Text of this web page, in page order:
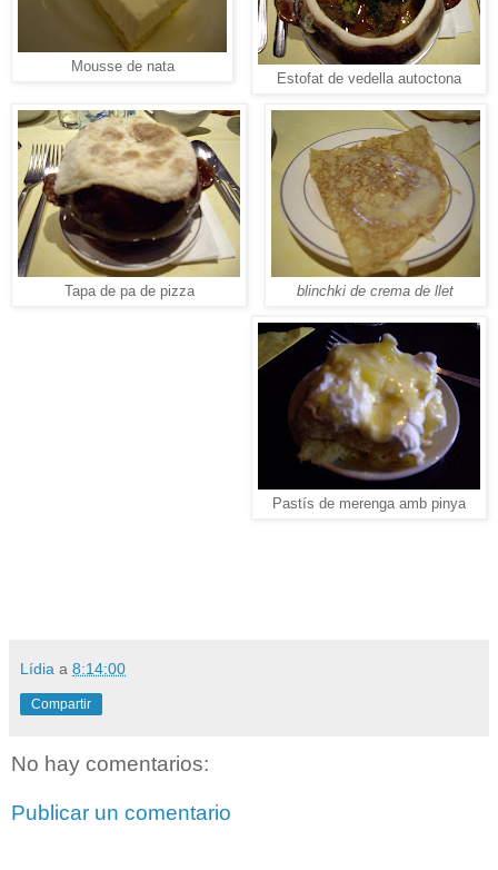
Estofat de vedella autoctona
Tapa de pa de pizza
Pastís de merenga amb pinya
Mousse de nata
blinchki de crema de llet
Lídia a 8:14:00
Compartir
No hay comentarios:
Publicar un comentario